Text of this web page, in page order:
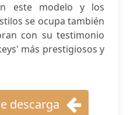
este modelo y los
se ocupa también
con su testimonio
más prestigiosos y
descarga